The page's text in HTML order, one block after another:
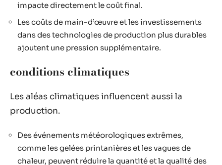
impacte directement le coût final.
Les coûts de main-d’œuvre et les investissements
dans des technologies de production plus durables
ajoutent une pression supplémentaire.
conditions climatiques
Les aléas climatiques influencent aussi la
production.
Des événements météorologiques extrêmes,
comme les gelées printanières et les vagues de
chaleur, peuvent réduire la quantité et la qualité des